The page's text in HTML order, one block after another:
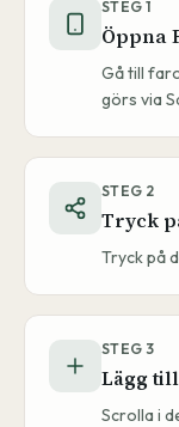
STEG 1
Öppna
Gå till
görs via
STEG 2
Tryck
Tryck på
STEG 3
Lägg
Scrolla i